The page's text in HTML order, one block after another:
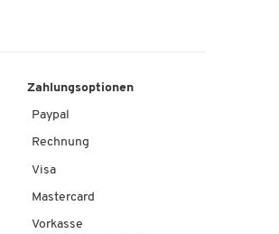
Zahlungsoptionen
Paypal
Rechnung
Visa
Mastercard
Vorkasse